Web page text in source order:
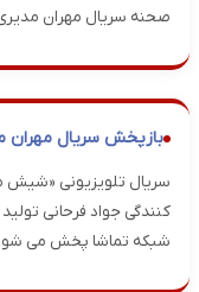
صحنه سریال مهران
بازپخش سریال مهران
سریال تلویزیونی «شیش
شبکه تماشا پخش می